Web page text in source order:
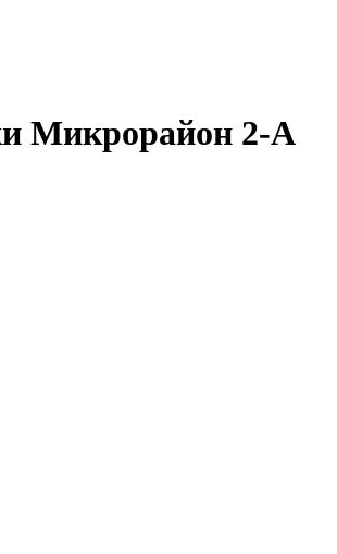
Микрорайон 2-А